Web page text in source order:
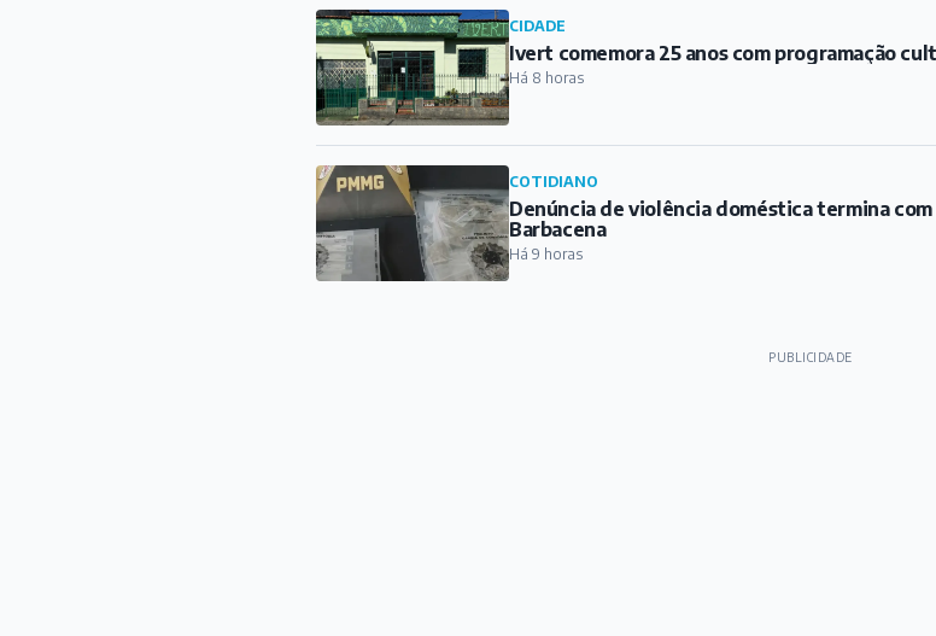
CIDADE
Ivert comemora 25 anos com programação
Há 8 horas
COTIDIANO
Denúncia de violência doméstica termina
Barbacena
Há 9 horas
PUBLICIDADE